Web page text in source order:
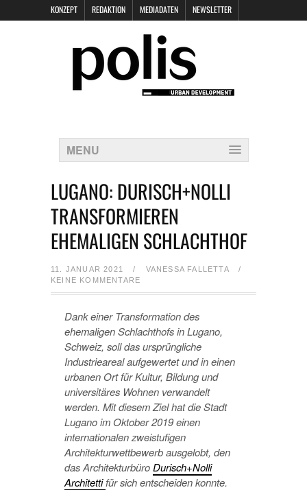
KONZEPT REDAKTION MEDIADATEN NEWSLETTER
DATENSCHUTZ
MENU
LUGANO: DURISCH+NOLLI
TRANSFORMIEREN
EHEMALIGEN SCHLACHTHOF
11. JANUAR 2021 / VANESSA FALLETTA
/
KEINE KOMMENTARE
Dank einer Transformation des
ehemaligen Schlachthofs in Lugano,
Schweiz, soll das ursprüngliche
Industrieareal aufgewertet und in einen
urbanen Ort für Kultur, Bildung und
universitäres Wohnen verwandelt
werden. Mit diesem Ziel hat die Stadt
Lugano im Oktober 2019 einen
internationalen zweistufigen
Architekturwettbewerb ausgelobt, den
das ArchitekturbüroDurisch+Nolli
Architettifür sich entscheiden konnte.